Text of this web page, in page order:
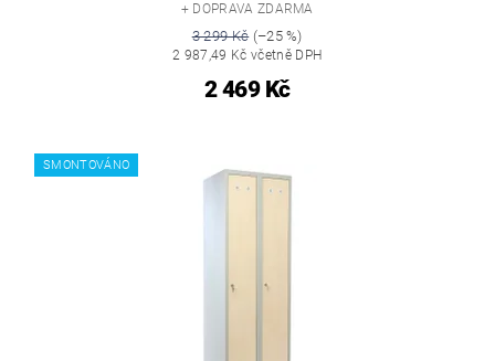
+ DOPRAVA ZDARMA
3 299 Kč(–25 %)
2 987,49 Kč včetně DPH
2 469 Kč
SMONTOVÁNO